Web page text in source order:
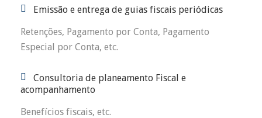
Emissão e entrega de guias fiscais periódicas
Retenções, Pagamento por Conta, Pagamento
Especial por Conta, etc.
Consultoria de planeamento Fiscal e
acompanhamento
Benefícios fiscais, etc.